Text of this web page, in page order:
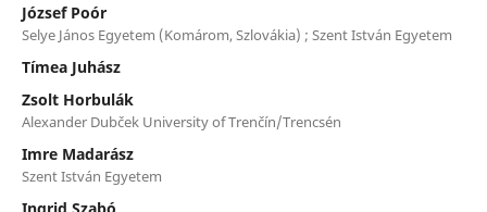
József Poór
Selye János Egyetem (Komárom, Szlovákia) ; Szent István Egyetem
Tímea Juhász
Zsolt Horbulák
Alexander Dubček University of Trenčín/Trencsén
Imre Madarász
Szent István Egyetem